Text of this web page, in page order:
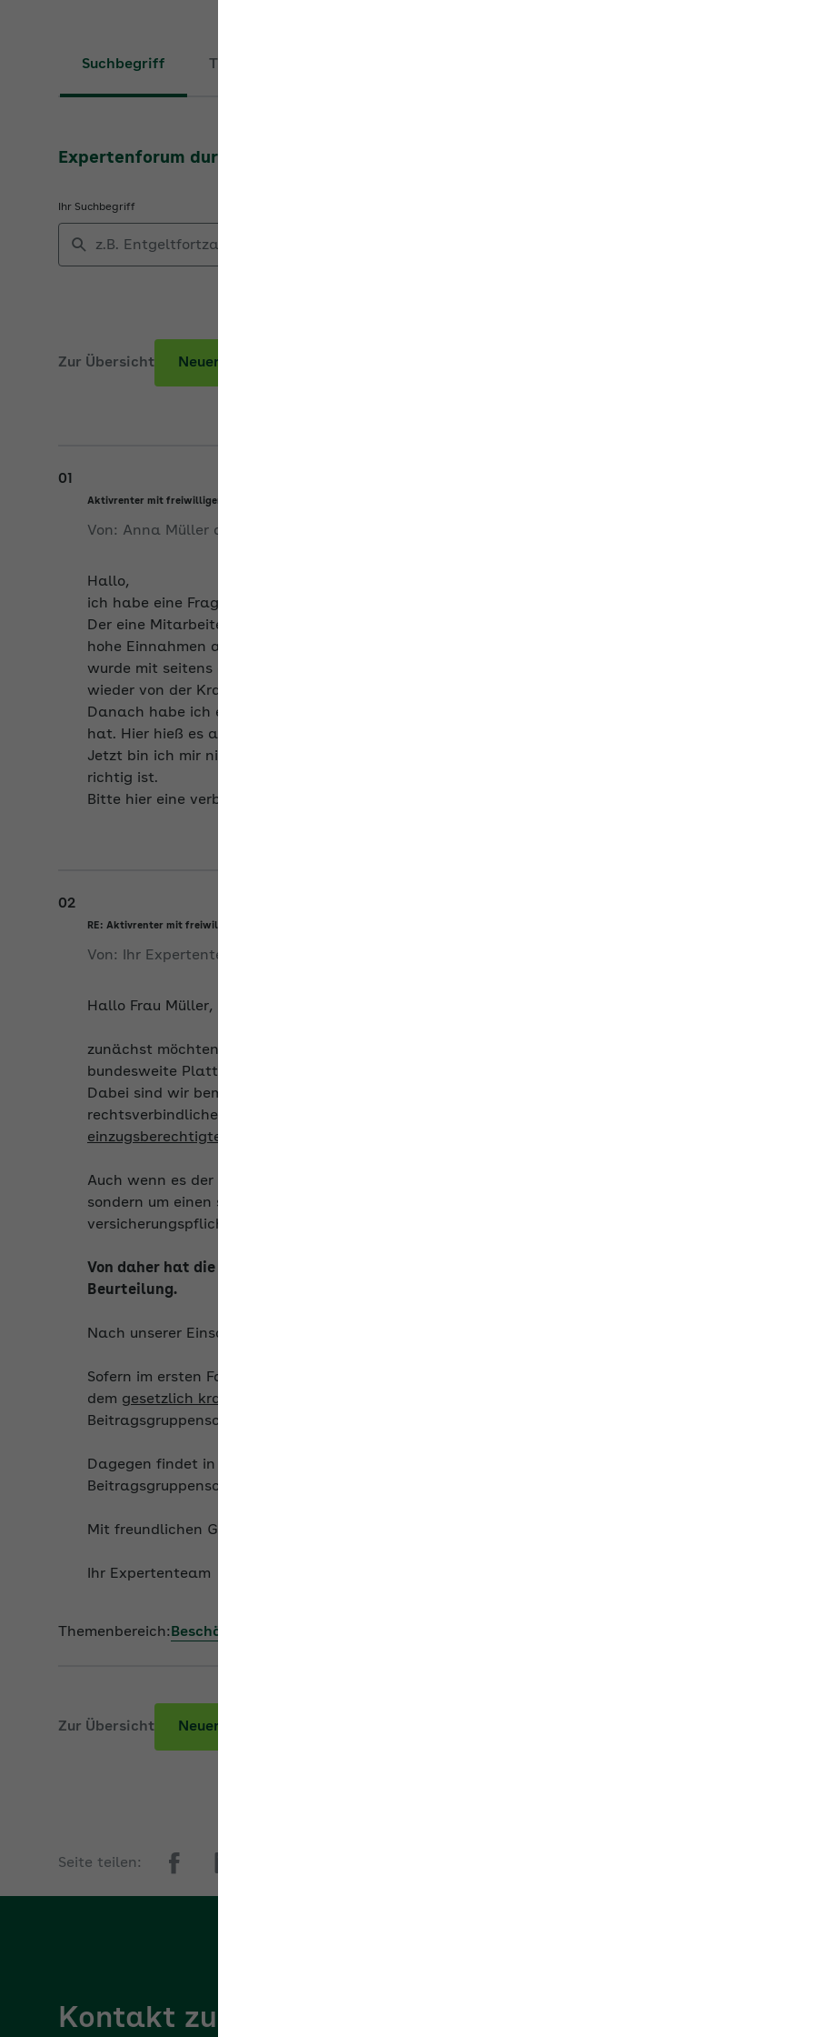
Suchbegriff Thema
Expertenforum durchsuchen
Ihr Suchbegriff
Zur Übersicht Neuer Beitrag
01
Aktivrenter mit freiwilliger bzw. Privatversicherung
Von: Anna Müller am
Hallo,
ich habe eine Frage zu 2 Mitarbeitern, die beide als Aktivrentner neu eingestellt wurden.
Der eine Mitarbeiter zahlt bei seiner gesetzlichen Krankenversicherung den Höchstbeitrag in der KV
hohe Einnahmen aus Betriebliche Altersvorsorge hat. Er verdient bei uns allerdings nur 2000,00 Euro
wurde mit seitens der KK mitgeteilt, dass ich den MA mit 3321 anmelden muss, und er am Jahresende
wieder von der Krankenkasse zurückfordern kann.
Danach habe ich einen neuen Mitarbeiter eingestellt, der eine private Versicherung bei der MV
hat. Hier hieß es auf der Seite von Datev, dass ich den MA mit 0320 anlegen kann.
Jetzt bin ich mir nicht sicher, warum wir für den ersten Mitarbeiter nicht auch 0320 anlegen können,
richtig ist.
Bitte hier eine verbindliche Aussage, wie beide Fälle richtig einzustufen sind. Vielen Dank
02
RE: Aktivrenter mit freiwilliger bzw. Privatversicherung
Von: Ihr Expertenteam
Hallo Frau Müller,
zunächst möchten wir Sie darüber informieren, dass das Expertenforum zum Sozialversicherungsrecht
bundesweite Plattform ist, die dem Austausch von Meinungen, Wissen, Erfahrungen und persönlichen
Dabei sind wir bemüht, auf die Fragestellungen der User einzugehen und diesen eine korrekte - jedoch
rechtsverbindliche - Auskunft zu geben.
einzugsberechtigte Krankenkasse getroffen werden.
Auch wenn es der Begriff vermuten lässt, handelt es sich bei einer „Aktivrente“ NICHT um eine neue
sondern um einen seit 01.01.2026 monatlichen
versicherungspflichtig beschäftigte Personen, welche die Regelaltersgrenze bereits erreicht haben.
Von daher hat die Inanspruchnahme der „Aktivrente“ keine Auswirkungen auf die
Beurteilung.
Nach unserer Einschätzung ist in Ihren geschilderten Fällen wie folgt vorzugehen:
Sofern im ersten Fall die Beschäftigung zeitlich den wirtschaftlichen Mittelpunkt des Mitarbeiters
dem gesetzlich krankenversicherten Altersvollrentner
Beitragsgruppenschlüssel „3321“ (Personengruppenschlüssel „119“).
Dagegen findet in der zweiten beschriebenen Konstellation bei dem
Beitragsgruppenschlüssel „0320“ Anwendung (Personengruppenschlüssel „119“).
Mit freundlichen Grüßen
Ihr Expertenteam
Themenbereich:Beschäftigung älterer Arbeitnehmer
Zur Übersicht Neuer Beitrag
Seite teilen:
Kontakt zur AOK